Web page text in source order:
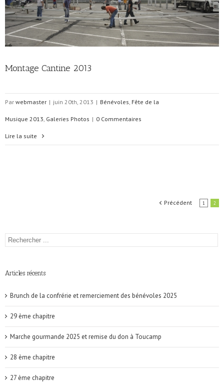
Montage Cantine 2013
Par webmaster | juin 20th, 2013 | Bénévoles, Fête de la
Musique 2013, Galeries Photos | 0 Commentaires
Lire la suite
Précédent 1 2
Articles récents
Brunch de la confrérie et remerciement des bénévoles 2025
29 ème chapitre
Marche gourmande 2025 et remise du don à Toucamp
28 ème chapitre
27 ème chapitre